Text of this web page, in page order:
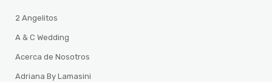
2 Angelitos
A & C Wedding
Acerca de Nosotros
Adriana By Lamasini